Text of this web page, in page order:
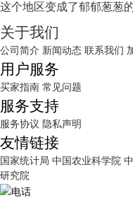
这个地区变成了郁郁葱葱的
关于我们
公司简介 新闻动态 联系我们
用户服务
买家指南 常见问题
服务支持
服务协议 隐私声明
友情链接
国家统计局 中国农业科学院
研究院